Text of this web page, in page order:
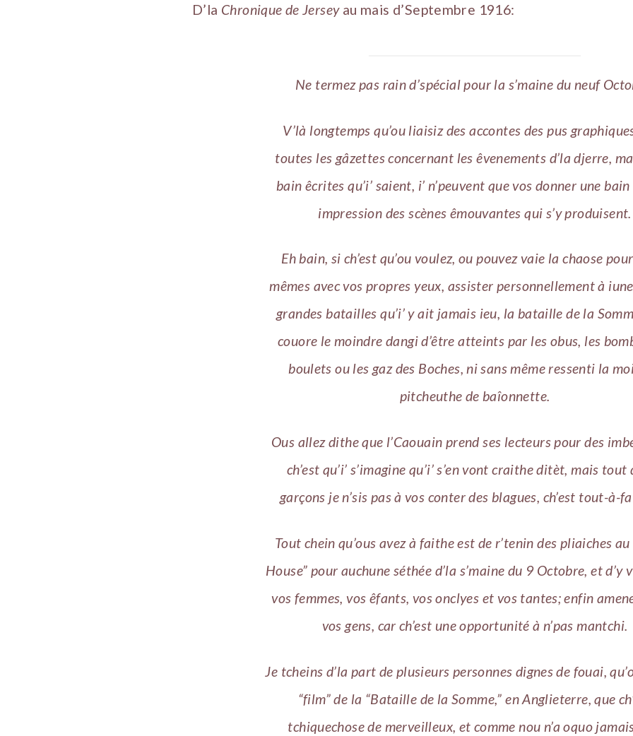
D’la Chronique de Jerseyau mais d’Septembre 1916:
Ne termez pas rain d’spécial pour la s’maine du neuf
V’là longtemps qu’ou liaisiz des accontes des pus
toutes les gâzettes concernant les êvenements d’la djerre,
bain êcrites qu’i’ saient, i’ n’peuvent que vos donner une
impression des scènes êmouvantes qui s’y produisent.
Eh bain, si ch’est qu’ou voulez, ou pouvez vaie la chaose
mêmes avec vos propres yeux, assister personnellement à
grandes batailles qu’i’ y ait jamais ieu, la bataille de la
couore le moindre dangi d’être atteints par les obus, les
boulets ou les gaz des Boches, ni sans même ressenti la
pitcheuthe de baîonnette.
Ous allez dithe que l’Caouain prend ses lecteurs pour des
ch’est qu’i’ s’imagine qu’i’ s’en vont craithe ditèt, mais tout
garçons je n’sis pas à vos conter des blagues, ch’est tout-à-
Tout chein qu’ous avez à faithe est de r’tenin des pliaiches au
House” pour auchune séthée d’la s’maine du 9 Octobre, et d’y
vos femmes, vos êfants, vos onclyes et vos tantes; enfin
vos gens, car ch’est une opportunité à n’pas mantchi.
Je tcheins d’la part de plusieurs personnes dignes de fouai,
“film” de la “Bataille de la Somme,” en Anglieterre, que
tchiquechose de merveilleux, et comme nou n’a oquo